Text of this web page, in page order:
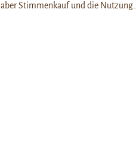
aber Stimmenkauf und die Nutzung…